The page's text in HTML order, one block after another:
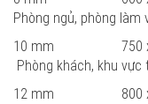
Phòng ngủ, phòng làm
10 mm 750 x
Phòng khách, khu vực
12 mm 800 x